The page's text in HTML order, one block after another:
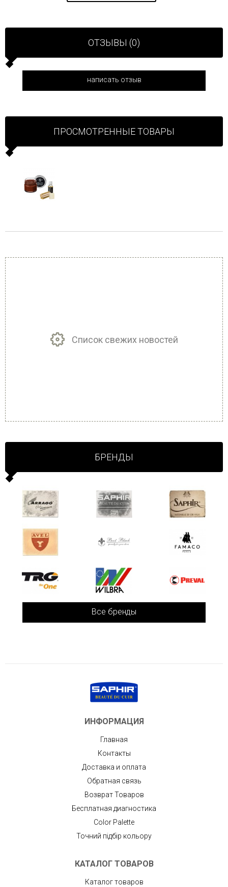
ОТЗЫВЫ (0)
написать отзыв
ПРОСМОТРЕННЫЕ ТОВАРЫ
Список свежих новостей
БРЕНДЫ
Все бренды
ИНФОРМАЦИЯ
Главная
Контакты
Доставка и оплата
Обратная связь
Возврат Товаров
Бесплатная диагностика
Color Palette
Точний підбір кольору
КАТАЛОГ ТОВАРОВ
Каталог товаров